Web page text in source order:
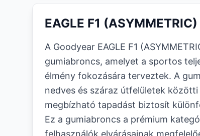
EAGLE F1
A Goodyear EAGLE F1
gumiabroncs, amelyet a sportos
élmény fokozására terveztek. A
nedves és száraz útfelületek
megbízható tapadást biztosít
Ez a gumiabroncs a prémium
felhasználók elvárásainak